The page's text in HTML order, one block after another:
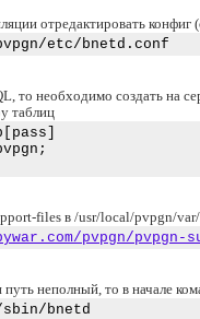
отредактировать конфиг
etc/bnetd.conf
то необходимо создать на
таблиц
files в /usr/local/pvpgn/
pvpgn/
путь неполный, то в начале
bnetd